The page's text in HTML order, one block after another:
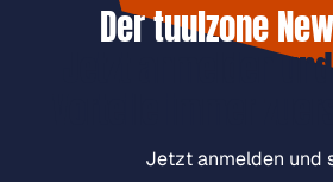
Der tuulzone
Jetzt anmelden
Jetzt anmelden und